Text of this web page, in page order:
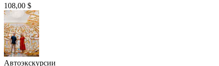
108,00 $
Автоэкскурсии